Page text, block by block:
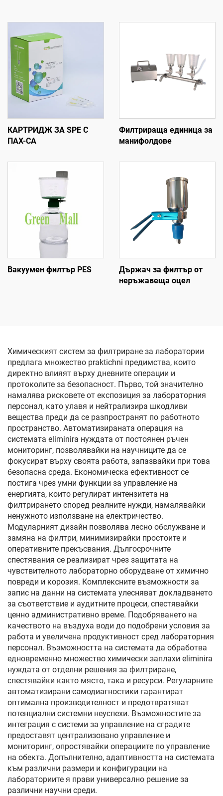
КАРТРИДЖ ЗА SPE С
ПАХ-СА
Филтрираща единица за
манифолдове
Вакуумен филтър PES
Държач за филтър от
неръжавеща оцел
Химическият систем за филтриране за лаборатории
предлага множество praktichni предимства, които
директно влияят върху дневните операции и
протоколите за безопасност. Първо, той значително
намалява рисковете от експозиция за лабораторния
персонал, като улавя и нейтрализира шкодливи
вещества преди да се разпространят по работното
пространство. Автоматизираната операция на
системата eliminira нуждата от постоянен ръчен
мониторинг, позволявайки на научниците да се
фокусират върху своята работа, запазвайки при това
безопасна среда. Економическа ефективност се
постига чрез умни функции за управление на
енергията, които регулират интензитета на
филтрирането според реалните нужди, намалявайки
ненужното използване на електричество.
Модуларният дизайн позволява лесно обслужване и
замяна на филтри, минимизирайки простоите и
оперативните прекъсвания. Дългосрочните
спестявания се реализират чрез защитата на
чувствителното лабораторно оборудване от химично
повреди и корозия. Комплексните възможности за
запис на данни на системата улесняват докладването
за съответствие и аудитните процеси, спестявайки
ценно административно време. Подобряването на
качеството на въздуха води до подобрени условия за
работа и увеличена продуктивност сред лабораторния
персонал. Възможността на системата да обработва
едновременно множество химически заплахи eliminira
нуждата от отделни решения за филтриране,
спестявайки както място, така и ресурси. Регуларните
автоматизирани самодиагностики гарантират
оптимална производителност и предотвратяват
потенциални системни неуспехи. Възможностите за
интеграция с системи за управление на сградите
предоставят централизовано управление и
мониторинг, опростявайки операциите по управление
на обекта. Допълнително, адаптивността на системата
към различни размери и конфигурации на
лабораториите я прави универсално решение за
различни научни среди.